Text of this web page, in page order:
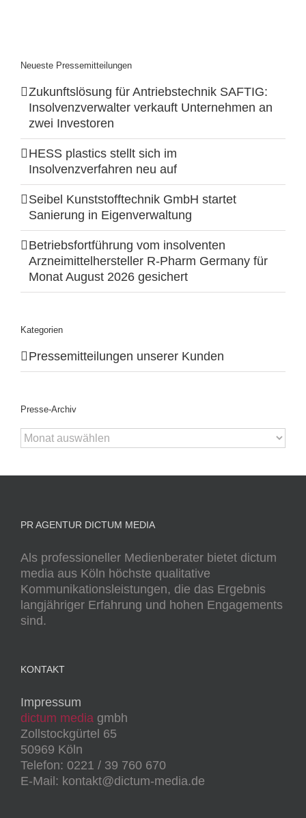
Neueste Pressemitteilungen
Zukunftslösung für Antriebstechnik SAFTIG:
Insolvenzverwalter verkauft Unternehmen an
zwei Investoren
HESS plastics stellt sich im
Insolvenzverfahren neu auf
Seibel Kunststofftechnik GmbH startet
Sanierung in Eigenverwaltung
Betriebsfortführung vom insolventen
Arzneimittelhersteller R-Pharm Germany für
Monat August 2026 gesichert
Kategorien
Pressemitteilungen unserer Kunden
Presse-Archiv
Presse-
Archiv
PR AGENTUR DICTUM MEDIA
Als professioneller Medienberater bietet dictum
media aus Köln höchste qualitative
Kommunikationsleistungen, die das Ergebnis
langjähriger Erfahrung und hohen Engagements
sind.
KONTAKT
Impressum
dictum media gmbh
Zollstockgürtel 65
50969 Köln
Telefon: 0221 / 39 760 670
E-Mail: kontakt@dictum-media.de